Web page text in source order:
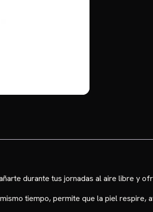
durante tus jornadas al aire libre y
tiempo, permite que la piel respire,